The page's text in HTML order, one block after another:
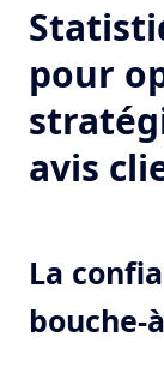
pour
avis
La
bouche-